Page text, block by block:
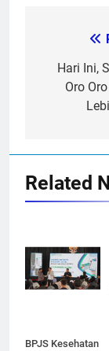
Hari Ini,
Oro
Related
BPJS Kesehatan